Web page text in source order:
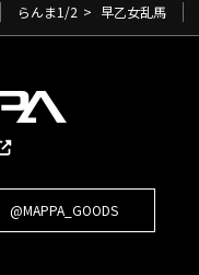
らんま1/2 > 早乙女乱馬
@MAPPA_GOODS